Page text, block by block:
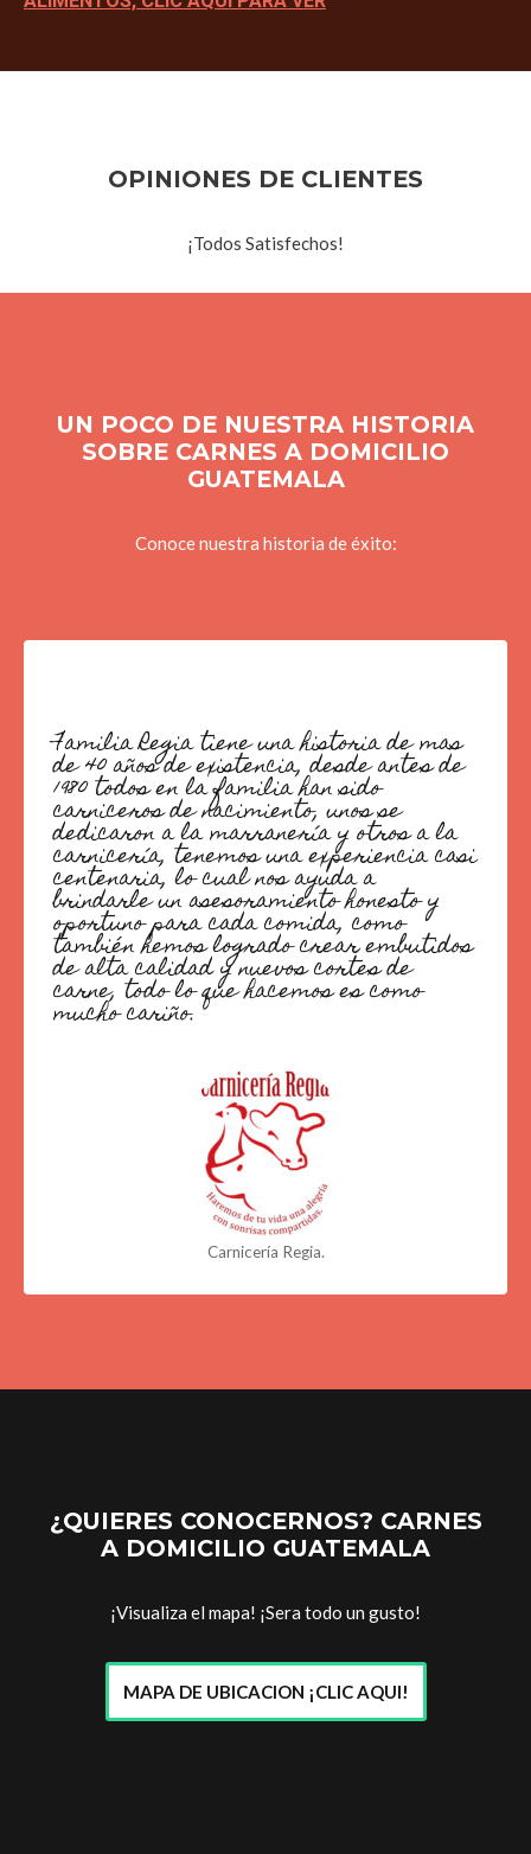
OPINIONES DE CLIENTES
¡Todos Satisfechos!
UN POCO DE NUESTRA HISTORIA
SOBRE CARNES A DOMICILIO
GUATEMALA
Conoce nuestra historia de éxito:
Familia Regia tiene una historia de mas
de 40 años de existencia, desde antes de
1980 todos en la familia han sido
carniceros de nacimiento, unos se
dedicaron a la marranería y otros a la
carnicería, tenemos una experiencia casi
centenaria, lo cual nos ayuda a
brindarle un asesoramiento honesto y
oportuno para cada comida, como
también hemos logrado crear embutidos
de alta calidad y nuevos cortes de
carne, todo lo que hacemos es como
mucho cariño.
Carnicería Regia.
¿QUIERES CONOCERNOS? CARNES
A DOMICILIO GUATEMALA
¡Visualiza el mapa! ¡Sera todo un gusto!
MAPA DE UBICACION ¡CLIC AQUI!